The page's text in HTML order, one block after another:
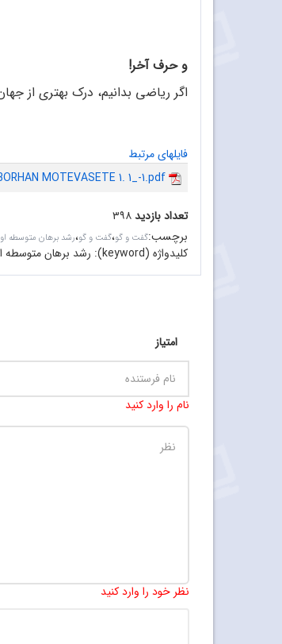
و حرف آخر!
اگر ریاضی بدانیم، درک بهتری از
فایلهای مرتبط
MOTEVASETE 1. 1_-1.pdf
تعداد بازدید۳۹۸
برچسب:گفت و گو،گفت و گو،رشد برهان متوسطه
کلیدواژه (keyword): رشد برهان متوسطه
امتیاز
نام را وارد کنید
نظر خود را وارد کنید